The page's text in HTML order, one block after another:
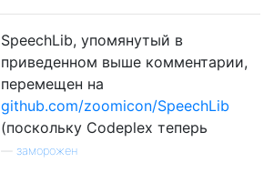
SpeechLib, упомянутый в
приведенном выше комментарии,
перемещен на
github.com/zoomicon/SpeechLib
(поскольку Codeplex теперь
заморожен